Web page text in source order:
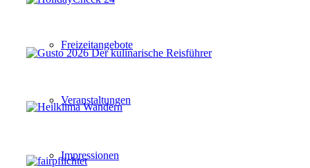
Freizeitangebote
Veranstaltungen
Impressionen